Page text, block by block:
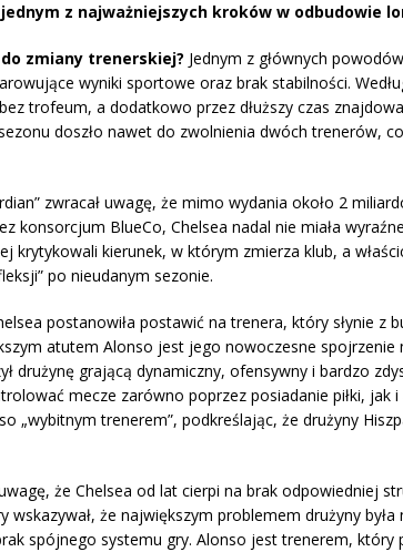
z najważniejszych kroków w odbudowie
do zmiany trenerskiej? Jednym z głównych
wyniki sportowe oraz brak stabilności.
trofeum, a dodatkowo przez dłuższy czas
doszło nawet do zwolnienia dwóch trenerów,
zwracał uwagę, że mimo wydania około 2
konsorcjum BlueCo, Chelsea nadal nie miała
krytykowali kierunek, w którym zmierza klub, a
po nieudanym sezonie.
postanowiła postawić na trenera, który słynie z
atutem Alonso jest jego nowoczesne spojrzenie
drużynę grającą dynamiczny, ofensywny i bardzo
mecze zarówno poprzez posiadanie piłki, jak i
„wybitnym trenerem”, podkreślając, że drużyny
że Chelsea od lat cierpi na brak odpowiedniej
wskazywał, że największym problemem drużyny
spójnego systemu gry. Alonso jest trenerem, który